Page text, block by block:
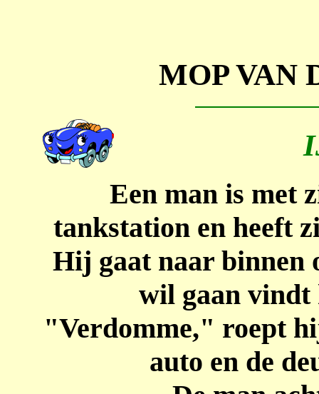
MOP VAN
Een man is met
tankstation en heeft
Hij gaat naar binnen
wil gaan
"Verdomme," roept
auto en de